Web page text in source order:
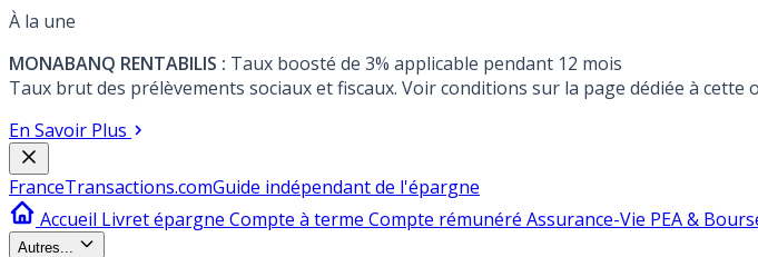
À la une
MONABANQ RENTABILIS : Taux boosté de 3% applicable pendant 12 mois
Taux brut des prélèvements sociaux et fiscaux. Voir conditions sur la page dédiée à cette
En Savoir Plus
FranceTransactions.comGuide indépendant de l'épargne
Accueil Livret épargne Compte à terme Compte rémunéré Assurance-Vie PEA &
Autres...